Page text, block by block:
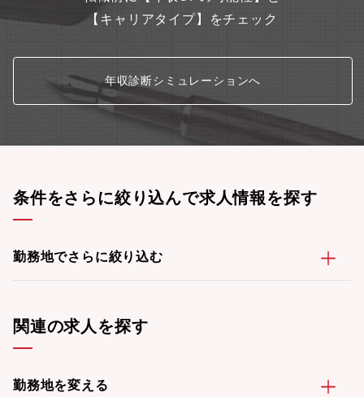
【キャリアタイプ】をチェック
年収診断シミュレーションへ
条件をさらに絞り込んで求人情報を探す
勤務地でさらに絞り込む
関連の求人を探す
勤務地を変える